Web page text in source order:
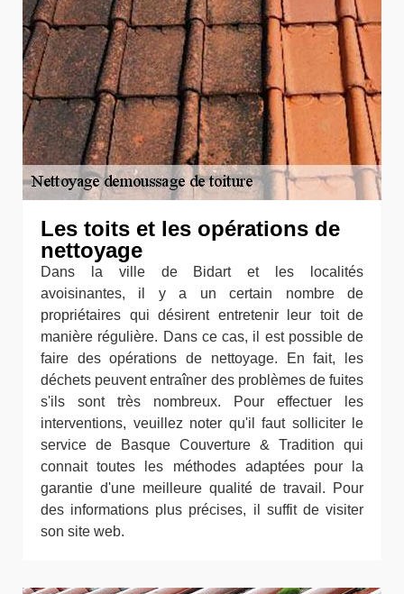
Les toits et les opérations de
nettoyage
Dans la ville de Bidart et les localités
avoisinantes, il y a un certain nombre de
propriétaires qui désirent entretenir leur toit de
manière régulière. Dans ce cas, il est possible de
faire des opérations de nettoyage. En fait, les
déchets peuvent entraîner des problèmes de fuites
s'ils sont très nombreux. Pour effectuer les
interventions, veuillez noter qu'il faut solliciter le
service de Basque Couverture & Tradition qui
connait toutes les méthodes adaptées pour la
garantie d'une meilleure qualité de travail. Pour
des informations plus précises, il suffit de visiter
son site web.